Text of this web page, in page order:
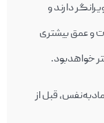
دارند و
و عمق بیشتری
خواهدبود.
قبل از